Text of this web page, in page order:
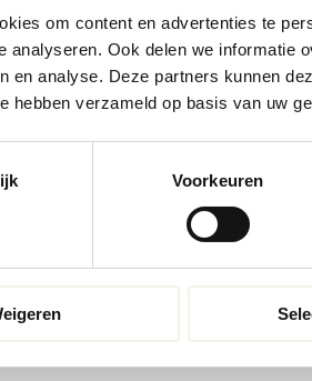
om content en advertenties te
analyseren. Ook delen we informatie
en analyse. Deze partners kunnen
hebben verzameld op basis van uw
Voorkeuren
vloeren
kleurstalen
Pvc-
Pvc-
Pvc-